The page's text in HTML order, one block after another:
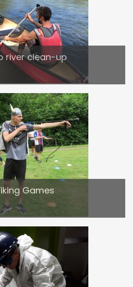
river clean-up
Games